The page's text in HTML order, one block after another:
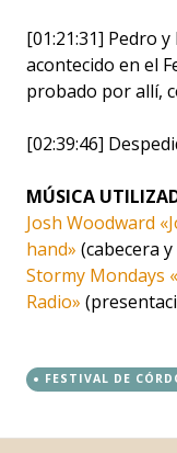
[01:21:31] Pedro
acontecido en el
probado por allí,
[02:39:46]
MÚSICA
Josh Woodward
hand» (cabecera
Stormy Mondays
Radio»
FESTIVAL DE